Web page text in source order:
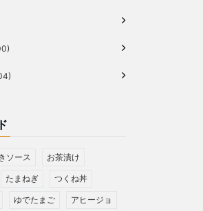
ソース お茶漬け
たまねぎ つくね丼
ゆでたまご アヒージョ